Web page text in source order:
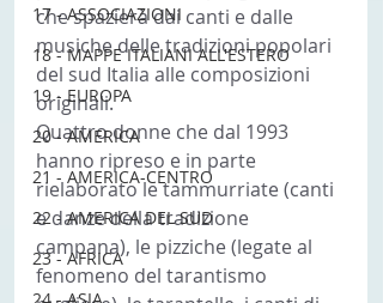
17 - ASSOCIAZIONI
18 - MAPPE ITALIANI ALL'ESTERO
19 - EUROPA
20 - AMERICA
21 - AMERICA-CENTRO
22 - AMERICA DEL SUD
23 - AFRICA
che spazierà dai canti e dalle
musiche delle tradizioni popolari
del sud Italia alle composizioni
originali.
Quattro donne che dal 1993
hanno ripreso e in parte
rielaborato le tammurriate (canti
e danze della tradizione
campana), le pizziche (legate al
fenomeno del tarantismo